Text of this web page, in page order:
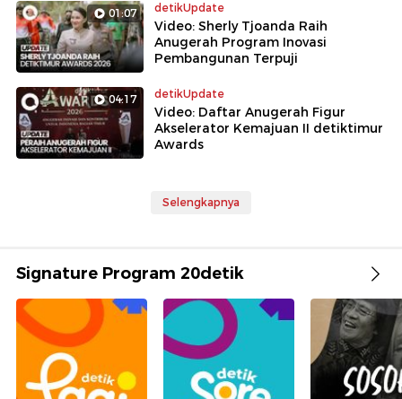
01:07 detikUpdate
Video: Sherly Tjoanda Raih
Anugerah Program Inovasi
Pembangunan Terpuji
04:17 detikUpdate
Video: Daftar Anugerah Figur
Akselerator Kemajuan II detiktimur
Awards
Selengkapnya
Signature Program 20detik